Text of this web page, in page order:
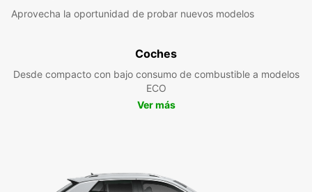
Aprovecha la oportunidad de probar nuevos modelos
Coches
Desde compacto con bajo consumo de combustible a modelos
ECO
Ver más